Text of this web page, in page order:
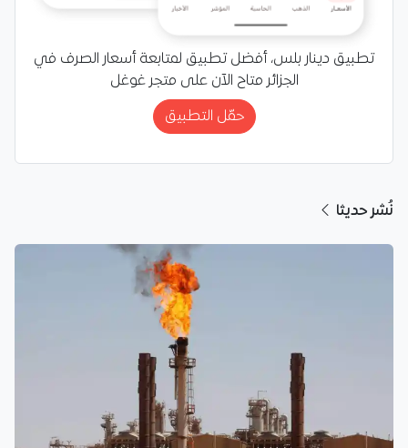
تطبيق دينار بلس، أفضل تطبيق لمتابعة أسعار الصرف في
الجزائر متاح الآن على متجر غوغل
حمّل التطبيق
نُشر حديثا